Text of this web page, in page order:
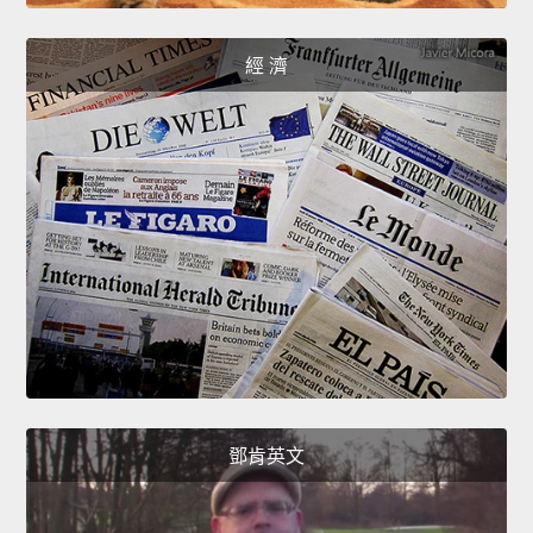
經 濟
鄧肯英文